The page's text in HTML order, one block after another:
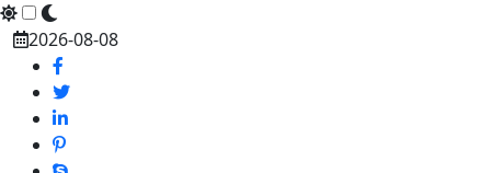
Skip
content
2026-08-08